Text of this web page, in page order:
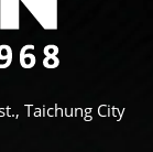
Taichung City